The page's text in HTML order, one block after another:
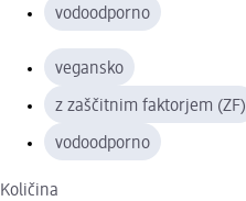
vodoodporno
vegansko
z zaščitnim faktorjem (ZF)
vodoodporno
Količina